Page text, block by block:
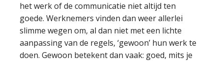
het werk of de communicatie niet altijd ten
goede. Werknemers vinden dan weer allerlei
slimme wegen om, al dan niet met een lichte
aanpassing van de regels, ‘gewoon’ hun werk te
doen. Gewoon betekent dan vaak: goed, mits je